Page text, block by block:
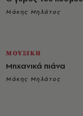
Μάκης Μηλάτος
ΜΟΥΣΙΚΗ
Μηχανικά πιάνα
Μάκης Μηλάτος